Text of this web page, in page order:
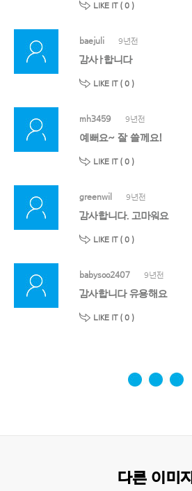
LIKE IT ( 0 )
baejuli 9년전
감사ㅏ합니다
LIKE IT ( 0 )
mh3459 9년전
예뻐요~ 잘 쓸께요!
LIKE IT ( 0 )
greenwil 9년전
감사합니다. 고마워요
LIKE IT ( 0 )
babysoo2407 9년전
감사합니다 유용해요
LIKE IT ( 0 )
다른 이미지